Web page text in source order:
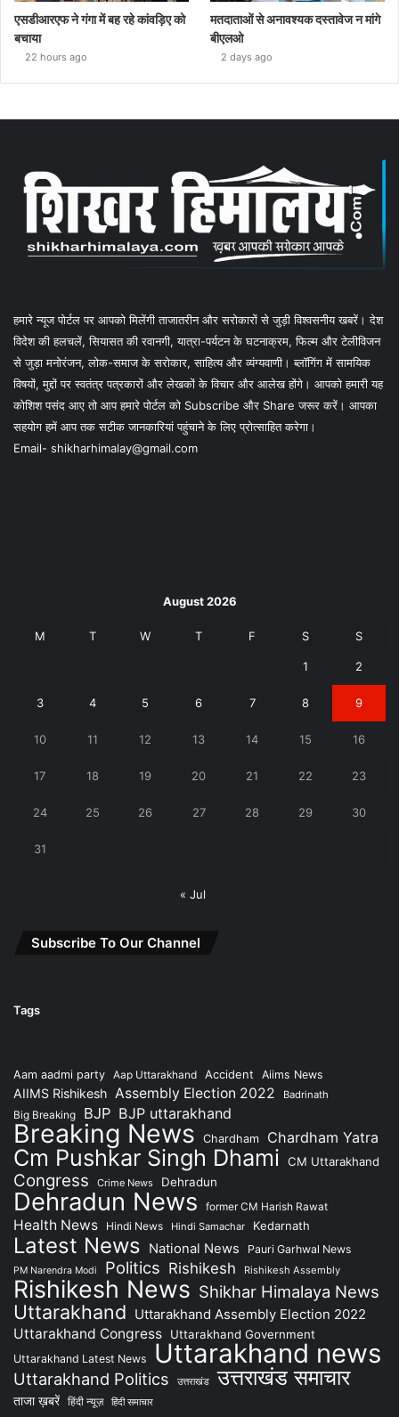
एसडीआरएफ ने गंगा में बह रहे कांवड़िए को
बचाया
22 hours ago
मतदाताओं से अनावश्यक दस्तावेज न मांगे
बीएलओ
2 days ago
हमारे न्यूज पोर्टल पर आपको मिलेंगी ताजातरीन और सरोकारों से जुड़ी विश्वसनीय खबरें। देश
विदेश की हलचलें, सियासत की रवानगी, यात्रा-पर्यटन के घटनाक्रम, फिल्म और टेलीविजन
से जुड़ा मनोरंजन, लोक-समाज के सरोकार, साहित्य और व्यंग्यवाणी। ब्लॉगिंग में सामयिक
विषयों, मुद्दों पर स्वतंत्र पत्रकारों और लेखकों के विचार और आलेख होंगे। आपको हमारी यह
कोशिश पसंद आए तो आप हमारे पोर्टल को Subscribe और Share जरूर करें। आपका
सहयोग हमें आप तक सटीक जानकारियां पहुंचाने के लिए प्रोत्साहित करेगा।
Email- shikharhimalay@gmail.com
August 2026
M T W T F S S
1 2
3 4 5 6 7 8 9
10 11 12 13 14 15 16
17 18 19 20 21 22 23
24 25 26 27 28 29 30
31
« Jul
Subscribe To Our Channel
Tags
Aam aadmi party Aap Uttarakhand Accident Aiims News
AIIMS Rishikesh Assembly Election 2022 Badrinath
Big Breaking BJP BJP uttarakhand
Breaking News Chardham Chardham Yatra
Cm Pushkar Singh Dhami CM Uttarakhand
Congress Crime News Dehradun
Dehradun News former CM Harish Rawat
Health News Hindi News Hindi Samachar Kedarnath
Latest News National News Pauri Garhwal News
PM Narendra Modi Politics Rishikesh Rishikesh Assembly
Rishikesh News Shikhar Himalaya News
Uttarakhand Uttarakhand Assembly Election 2022
Uttarakhand Congress
Uttarakhand Government
Uttarakhand Latest News Uttarakhand news
Uttarakhand Politics उत्तराखंड उत्तराखंड समाचार
ताजा ख़बरें हिंदी न्यूज़ हिंदी समाचार